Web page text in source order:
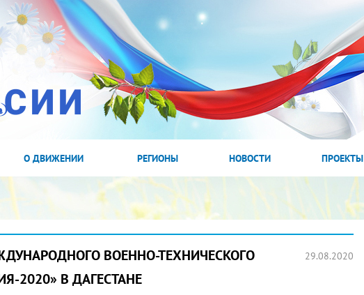
О ДВИЖЕНИИ РЕГИОНЫ НОВОСТИ ПРОЕКТЫ
ВОЕННО-ТЕХНИЧЕСКОГО
2020» В ДАГЕСТАНЕ
29.08.2020